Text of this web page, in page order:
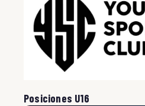
Posiciones U16